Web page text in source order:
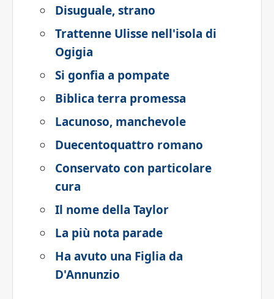
Disuguale, strano
Trattenne Ulisse nell'isola di
Ogigia
Si gonfia a pompate
Biblica terra promessa
Lacunoso, manchevole
Duecentoquattro romano
Conservato con particolare
cura
Il nome della Taylor
La più nota parade
Ha avuto una Figlia da
D'Annunzio